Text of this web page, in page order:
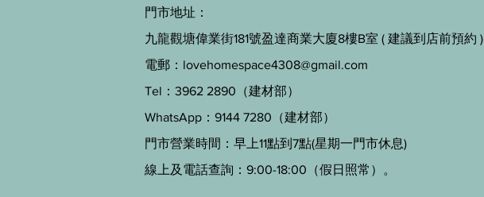
門市地址：
九龍觀塘偉業街181號盈達商業大廈8樓B室 ( 建議到店前預約 )
電郵： lovehomespace4308@gmail.com
Tel：3962 2890（建材部）
WhatsApp：9144 7280（建材部）
門市營業時間：早上11點到7點(星期一門市休息)
線上及電話查詢：9:00-18:00（假日照常）。